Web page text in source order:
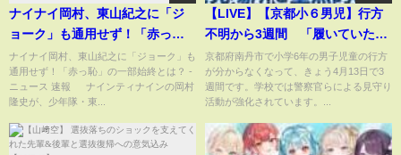
ナイナイ岡村、東山紀之に「ジ
ョーク」も通用せず！「赤っ
恥」の一部始終とは？ - ニュース
速報
ナイナイ岡村、東山紀之に「ジョーク」も
通用せず！「赤っ恥」の一部始終とは？ -
ニュース 速報 ナインティナインの岡村
隆史が、少年隊・東...
【LIVE】【京都小６男児】行方
不明から3週間 「履いていたの
と同じ形の靴」発見 学校から
約6キロの山道周辺で 警察は約
50人態勢で発見場所周辺を重点
強化が続く
京都府南丹市で小学6年の男子児童の行方
が分からなくなって、きょう4月13日で3
週間です。学校では警察官らによる見守り
活動が強化されています。...